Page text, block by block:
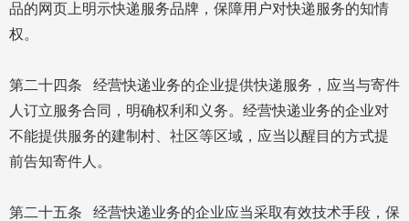
品的网页上明示快递服务品牌，保障用户对快递服务的知情
权。
第二十四条 经营快递业务的企业提供快递服务，应当与寄件
人订立服务合同，明确权利和义务。经营快递业务的企业对
不能提供服务的建制村、社区等区域，应当以醒目的方式提
前告知寄件人。
第二十五条 经营快递业务的企业应当采取有效技术手段，保